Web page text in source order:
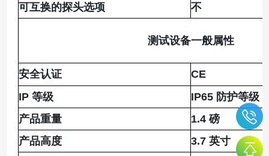
可互换的探头选项
不
测试设备一般属性
安全认证
CE
IP 等级
IP65 防护等级
产品重量
1.4 磅
产品高度
3.7 英寸